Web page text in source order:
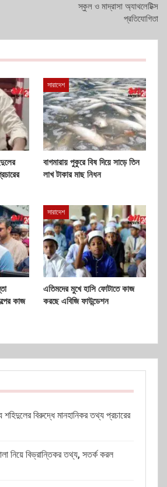
স্কুল ও মাদ্রাসা অ্যাথলেটিক্স
প্রতিযোগিতা
সারাদেশ
বাগমারায় পুকুরে বিষ দিয়ে সাড়ে তিন
লাখ টাকার মাছ নিধন
কাজ
সারাদেশ
এতিমদের মুখে হাসি ফোটাতে কাজ
করছে এবিজি ফাউন্ডেশন
শহিদুলের বিরুদ্ধে মানহানিকর তথ্য প্রচারের
নিয়ে বিভ্রান্তিকর তথ্য, সতর্ক করল